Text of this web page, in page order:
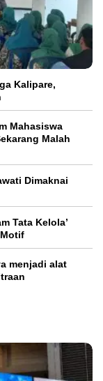
Kalipare,
Mahasiswa
Malah
Dimaknai
Tata Kelola’
menjadi alat